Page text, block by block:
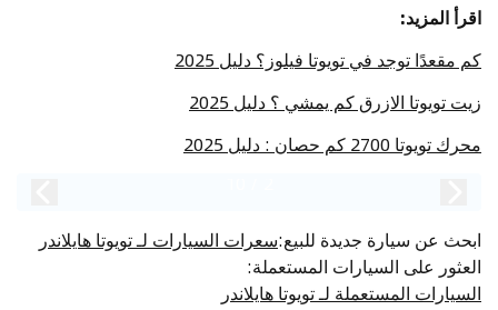
اقرأ المزيد:
كم مقعدًا توجد في تويوتا فيلوز؟ دليل 2025
زيت تويوتا الازرق كم يمشي ؟ دليل 2025
محرك تويوتا 2700 كم حصان : دليل 2025
ابحث عن سيارة جديدة للبيع:سعرات السيارات لـ تويوتا هايلاندر
العثور على السيارات المستعملة:
السيارات المستعملة لـ تويوتا هايلاندر